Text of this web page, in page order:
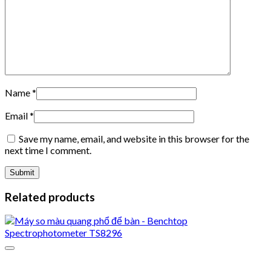
Name*
Email*
Save my name, email, and website in this browser for the
next time I comment.
Related products